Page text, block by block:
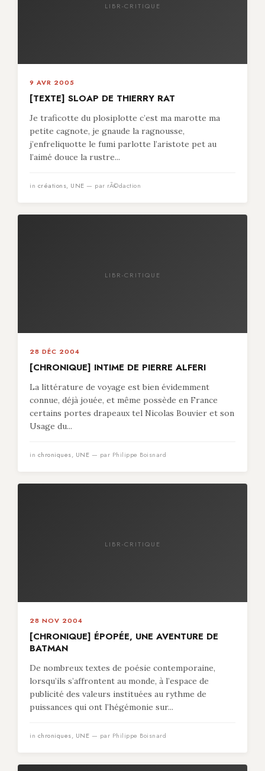
LIBR-CRITIQUE
9 AVR 2005
[TEXTE] SLOAP DE THIERRY RAT
Je traficotte du plosiplotte c’est ma marotte ma
petite cagnote, je gnaude la ragnousse,
j’enfreliquotte le fumi parlotte l’aristote pet au
l’aimé douce la rustre...
in créations, UNE — par rÃ©daction
LIBR-CRITIQUE
28 DÉC 2004
[CHRONIQUE] INTIME DE PIERRE ALFERI
La littérature de voyage est bien évidemment
connue, déjà jouée, et même possède en France
certains portes drapeaux tel Nicolas Bouvier et son
Usage du...
in chroniques, UNE — par Philippe Boisnard
LIBR-CRITIQUE
28 NOV 2004
[CHRONIQUE] ÉPOPÉE, UNE AVENTURE DE
BATMAN
De nombreux textes de poésie contemporaine,
lorsqu’ils s’affrontent au monde, à l’espace de
publicité des valeurs instituées au rythme de
puissances qui ont l’hégémonie sur...
in chroniques, UNE — par Philippe Boisnard